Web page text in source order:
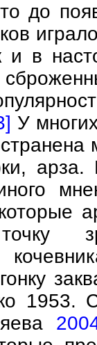
до
и в
У
арза.
1953.